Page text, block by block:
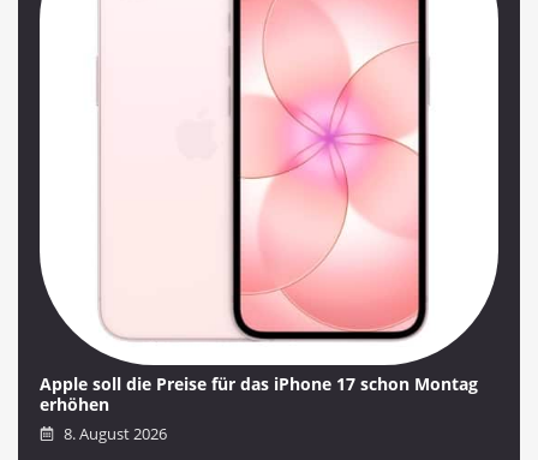
Apple soll die Preise für das iPhone 17 schon Montag
erhöhen
8. August 2026